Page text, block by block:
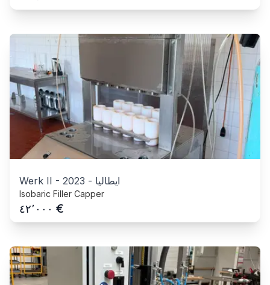
Werk II - 2023 - ايطاليا
Isobaric Filler Capper
٤٢٬٠٠٠ €